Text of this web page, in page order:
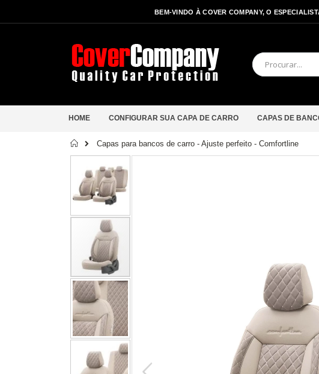
BEM-VINDO À COVER COMPANY, O
HOME CONFIGURAR SUA CAPA DE CARRO CAPAS DE
InícioCapas para bancos de carro - Ajuste perfeito - Comfortline
final
da
de